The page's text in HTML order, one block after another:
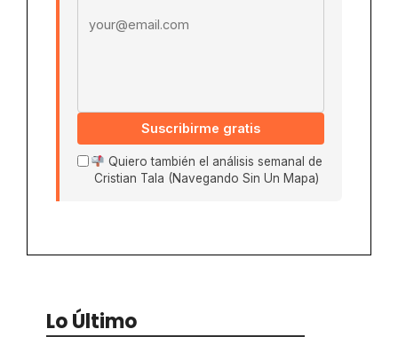
Suscribirme gratis
Quiero también el análisis semanal de
Cristian Tala (Navegando Sin Un Mapa)
Lo Último